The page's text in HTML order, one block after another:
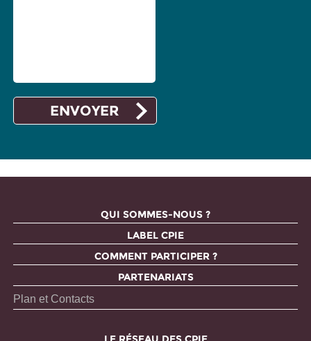
QUI SOMMES-NOUS ?
LABEL CPIE
COMMENT PARTICIPER ?
PARTENARIATS
Plan et Contacts